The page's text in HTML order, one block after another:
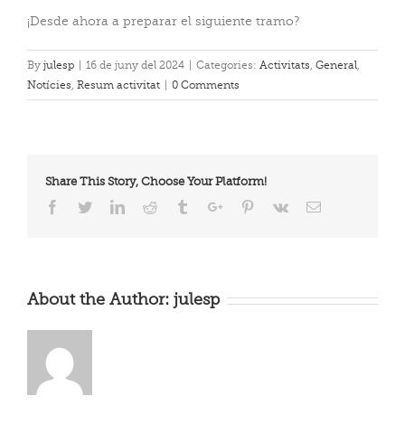
¡Desde ahora a preparar el siguiente tramo?
By julesp 16 de juny del 2024 Categories: Activitats, General,
Notícies, Resum activitat 0 Comments
Share This Story, Choose Your Platform!
Facebook
TwitterLinkedinReddit TumblrGoogle+Pinterest
Vk Email
About the Author: julesp